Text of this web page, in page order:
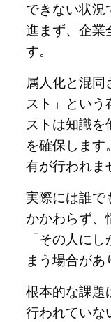
できない状況
進まず、企業
す。
属人化と混同
スト」という
ストは知識を
を確保します
有が行われま
実際には誰で
かかわらず、
「その人に
まう場合があ
根本的な課題
行われていな